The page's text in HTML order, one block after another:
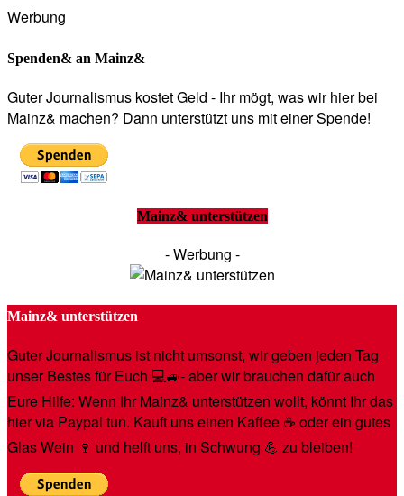
Werbung
Spenden& an Mainz&
Guter Journalismus kostet Geld - Ihr mögt, was wir hier bei
Mainz& machen? Dann unterstützt uns mit einer Spende!
Mainz& unterstützen
- Werbung -
Mainz& unterstützen
Guter Journalismus ist nicht umsonst, wir geben jeden Tag
unser Bestes für Euch 💻🚙- aber wir brauchen dafür auch
Eure Hilfe: Wenn Ihr Mainz& unterstützen wollt, könnt Ihr das
hier via Paypal tun. Kauft uns einen Kaffee ☕️ oder ein gutes
Glas Wein 🍷 und helft uns, in Schwung 💪 zu bleiben!